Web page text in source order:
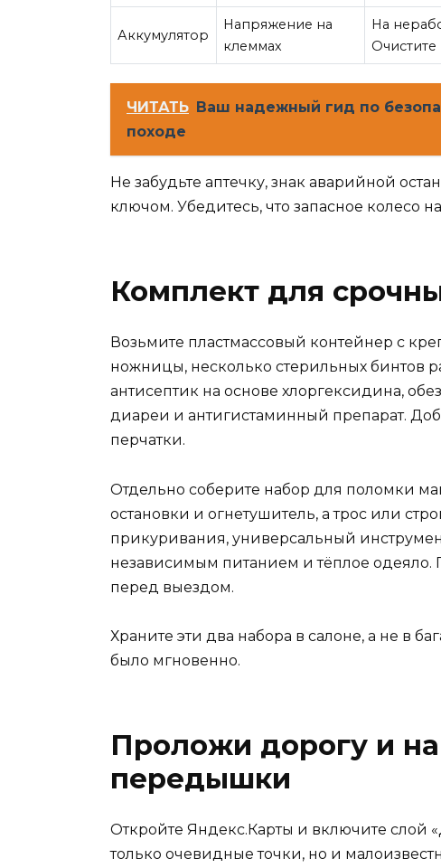
Аккумулятор
Напряжение на
клеммах
На
ЧИТАТЬ Ваш надежный гид по
походе
Не забудьте аптечку, знак аварийной
ключом. Убедитесь, что запасное колесо
Комплект для
Возьмите пластмассовый контейнер с
ножницы, несколько стерильных бинтов
антисептик на основе хлоргексидина,
диареи и антигистаминный препарат.
перчатки.
Отдельно соберите набор для поломки
остановки и огнетушитель, а трос или
прикуривания, универсальный
независимым питанием и тёплое одеяло.
перед выездом.
Храните эти два набора в салоне, а не в
было мгновенно.
Проложи дорогу и
передышки
Откройте Яндекс.Карты и включите слой
только очевидные точки, но и